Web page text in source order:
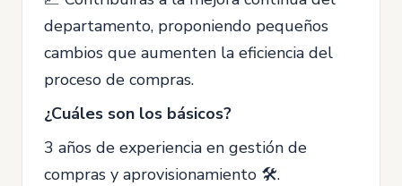
departamento, proponiendo pequeños
cambios que aumenten la eficiencia del
proceso de compras.
¿Cuáles son los básicos?
3 años de experiencia en gestión de
compras y aprovisionamiento 🛠️.